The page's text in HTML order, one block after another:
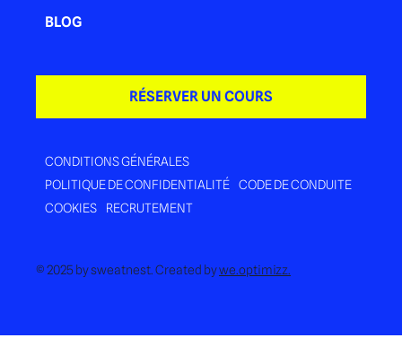
© 2025 by sweatnest. Created bywe.optimizz.
BLOG
RÉSERVER UN COURS
CONDITIONS GÉNÉRALES
POLITIQUE DE CONFIDENTIALITÉ
CODE DE CONDUITE
COOKIES
RECRUTEMENT